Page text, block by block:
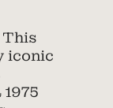
This
iconic